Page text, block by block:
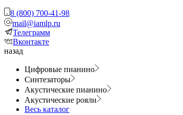
8 (800) 700-41-98
mail@iamlp.ru
Телеграмм
Вконтакте
назад
Цифровые пианино
Синтезаторы
Акустические пианино
Акустические рояли
Весь каталог